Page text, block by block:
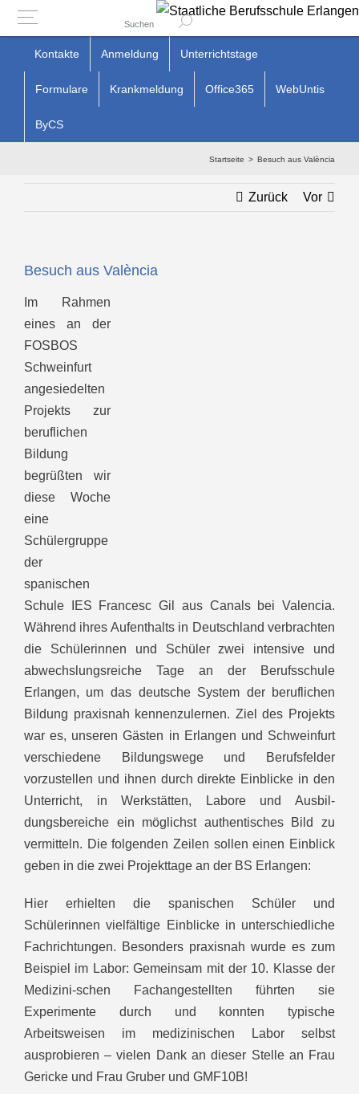
springen
Kontakte Anmeldung Unterrichtstage
Formulare Krankmeldung Office365 WebUntis
ByCS
Startseite Besuch aus València
Zurück Vor
Besuch aus València
Im Rahmen
eines an der
FOSBOS
Schweinfurt
angesiedelten
Projekts zur
beruflichen
Bildung
begrüßten wir
diese Woche
eine
Schülergruppe
der
spanischen
Schule IES Francesc Gil aus Canals bei Valencia.
Während ihres Aufenthalts in Deutschland verbrachten
die Schülerinnen und Schüler zwei intensive und
abwechslungsreiche Tage an der Berufsschule
Erlangen, um das deutsche System der beruflichen
Bildung praxisnah kennenzulernen. Ziel des Projekts
war es, unseren Gästen in Erlangen und Schweinfurt
verschiedene Bildungswege und Berufsfelder
vorzustellen und ihnen durch direkte Einblicke in den
Unterricht, in Werkstätten, Labore und Ausbil-
dungsbereiche ein möglichst authentisches Bild zu
vermitteln. Die folgenden Zeilen sollen einen Einblick
geben in die zwei Projekttage an der BS Erlangen:
Hier erhielten die spanischen Schüler und
Schülerinnen vielfältige Einblicke in unterschiedliche
Fachrichtungen. Besonders praxisnah wurde es zum
Beispiel im Labor: Gemeinsam mit der 10. Klasse der
Medizini-schen Fachangestellten führten sie
Experimente durch und konnten typische
Arbeitsweisen im medizinischen Labor selbst
ausprobieren – vielen Dank an dieser Stelle an Frau
Gericke und Frau Gruber und GMF10B!
Suchen